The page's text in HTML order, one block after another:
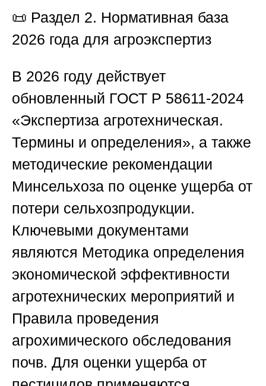
📜 Раздел 2. Нормативная база
2026 года для агроэкспертиз
В 2026 году действует
обновленный ГОСТ Р 58611-2024
«Экспертиза агротехническая.
Термины и определения», а также
методические рекомендации
Минсельхоза по оценке ущерба от
потери сельхозпродукции.
Ключевыми документами
являются Методика определения
экономической эффективности
агротехнических мероприятий и
Правила проведения
агрохимического обследования
почв. Для оценки ущерба от